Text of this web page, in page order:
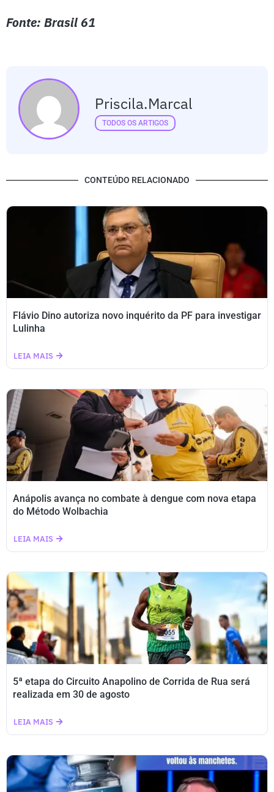
Fonte: Brasil 61
Priscila.marcal
TODOS OS ARTIGOS
CONTEÚDO RELACIONADO
Flávio Dino autoriza novo inquérito da PF para investigar
Lulinha
LEIA MAIS
Anápolis avança no combate à dengue com nova etapa
do Método Wolbachia
LEIA MAIS
5ª etapa do Circuito Anapolino de Corrida de Rua será
realizada em 30 de agosto
LEIA MAIS